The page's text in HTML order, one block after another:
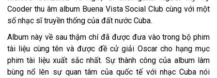
Cooder thu âm album Buena Vista Social Club cùng với một
số nhạc sĩ truyền thống của đất nước Cuba.
Album này về sau thậm chí đã được đưa vào trong bộ phim
tài liệu cùng tên và được đề cử giải Oscar cho hạng mục
phim tài liệu xuất sắc nhất. Sự thành công của album làm
bùng nổ lên sự quan tâm của quốc tế với nhạc Cuba nói